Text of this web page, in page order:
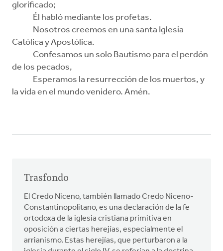
glorificado;
Él habló mediante los profetas.
Nosotros creemos en una santa Iglesia
Católica y Apostólica.
Confesamos un solo Bautismo para el perdón
de los pecados,
Esperamos la resurrección de los muertos, y
la vida en el mundo venidero. Amén.
Trasfondo
El Credo Niceno, también llamado Credo Niceno-
Constantinopolitano, es una declaración de la fe
ortodoxa de la iglesia cristiana primitiva en
oposición a ciertas herejías, especialmente el
arrianismo. Estas herejías, que perturbaron a la